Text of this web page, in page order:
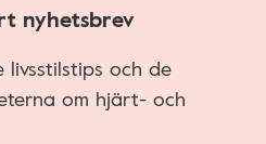
nyhetsbrev
livsstilstips och de
om hjärt- och